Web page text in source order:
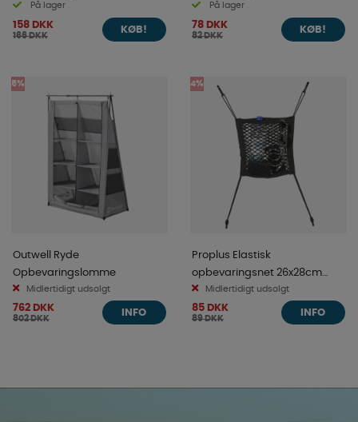
På lager
158 DKK
166 DKK
KØB!
På lager
78 DKK
82 DKK
KØB!
5%
Outwell Ryde
Opbevaringslomme
Midlertidigt udsolgt
762 DKK
802 DKK
INFO
4%
Proplus Elastisk
opbevaringsnet 26x28cm
dobbelt
Midlertidigt udsolgt
85 DKK
89 DKK
INFO